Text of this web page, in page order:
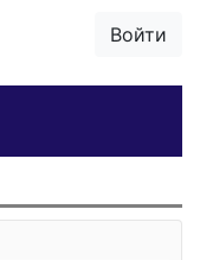
Войти